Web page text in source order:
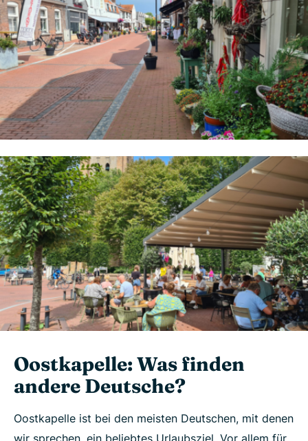
Oostkapelle: Was finden
andere Deutsche?
Oostkapelle ist bei den meisten Deutschen, mit denen